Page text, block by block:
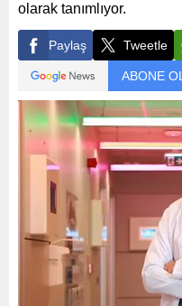
olarak tanımlıyor.
Paylaş Tweetle
ABONE OL